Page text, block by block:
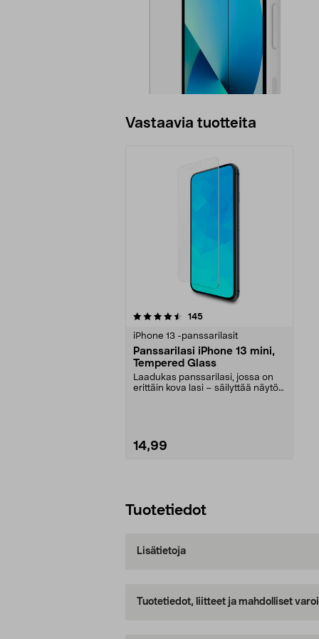
Vastaavia tuotteita
145arvostelut
iPhone 13 -panssarilasit
Panssarilasi iPhone 13 mini,
Tempered Glass
Laadukas panssarilasi, jossa on
erittäin kova lasi – säilyttää näytön
14,99
Tuotetiedot
Lisätietoja
Tuotetiedot, liitteet ja mahdolliset